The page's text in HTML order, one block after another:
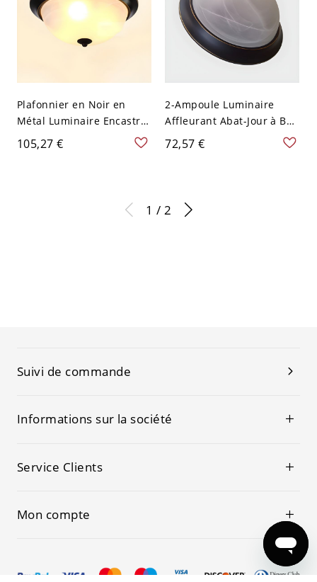
Plafonnier en Noir en
Métal Luminaire Encastré
2-Ampoule Style Moderne
en Forme de Bol - Noir
105,27 €
2-Ampoule Luminaire
Affleurant Abat-Jour à Bol
en Verre Plafonnier en
Métal en Noir Style
72,57 €
1 / 2
Suivi de commande
Informations sur la société
Service Clients
Mon compte